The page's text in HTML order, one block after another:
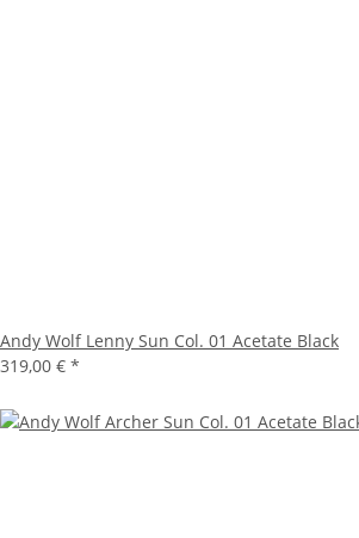
Andy Wolf Lenny Sun Col. 01 Acetate Black
319,00 € *